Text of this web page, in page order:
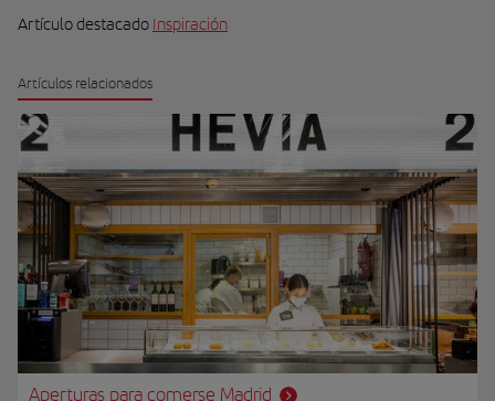
Artículo destacado Inspiración
Artículos relacionados
Aperturas para comerse Madrid